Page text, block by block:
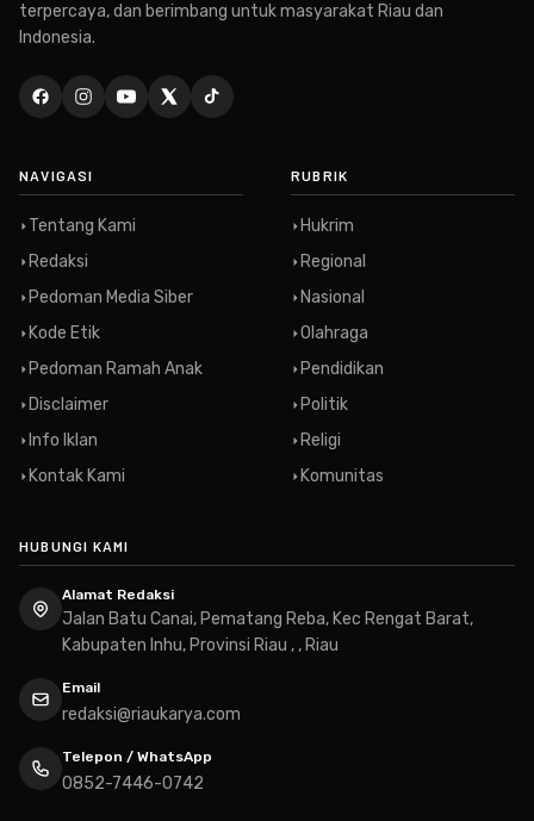
terpercaya, dan berimbang untuk masyarakat Riau dan
Indonesia.
NAVIGASI
Tentang Kami
Redaksi
Pedoman Media Siber
Kode Etik
Pedoman Ramah Anak
Disclaimer
Info Iklan
Kontak Kami
RUBRIK
Hukrim
Regional
Nasional
Olahraga
Pendidikan
Politik
Religi
Komunitas
HUBUNGI KAMI
Alamat Redaksi
Jalan Batu Canai, Pematang Reba, Kec Rengat Barat,
Kabupaten Inhu, Provinsi Riau , , Riau
Email
redaksi@riaukarya.com
Telepon / WhatsApp
0852-7446-0742